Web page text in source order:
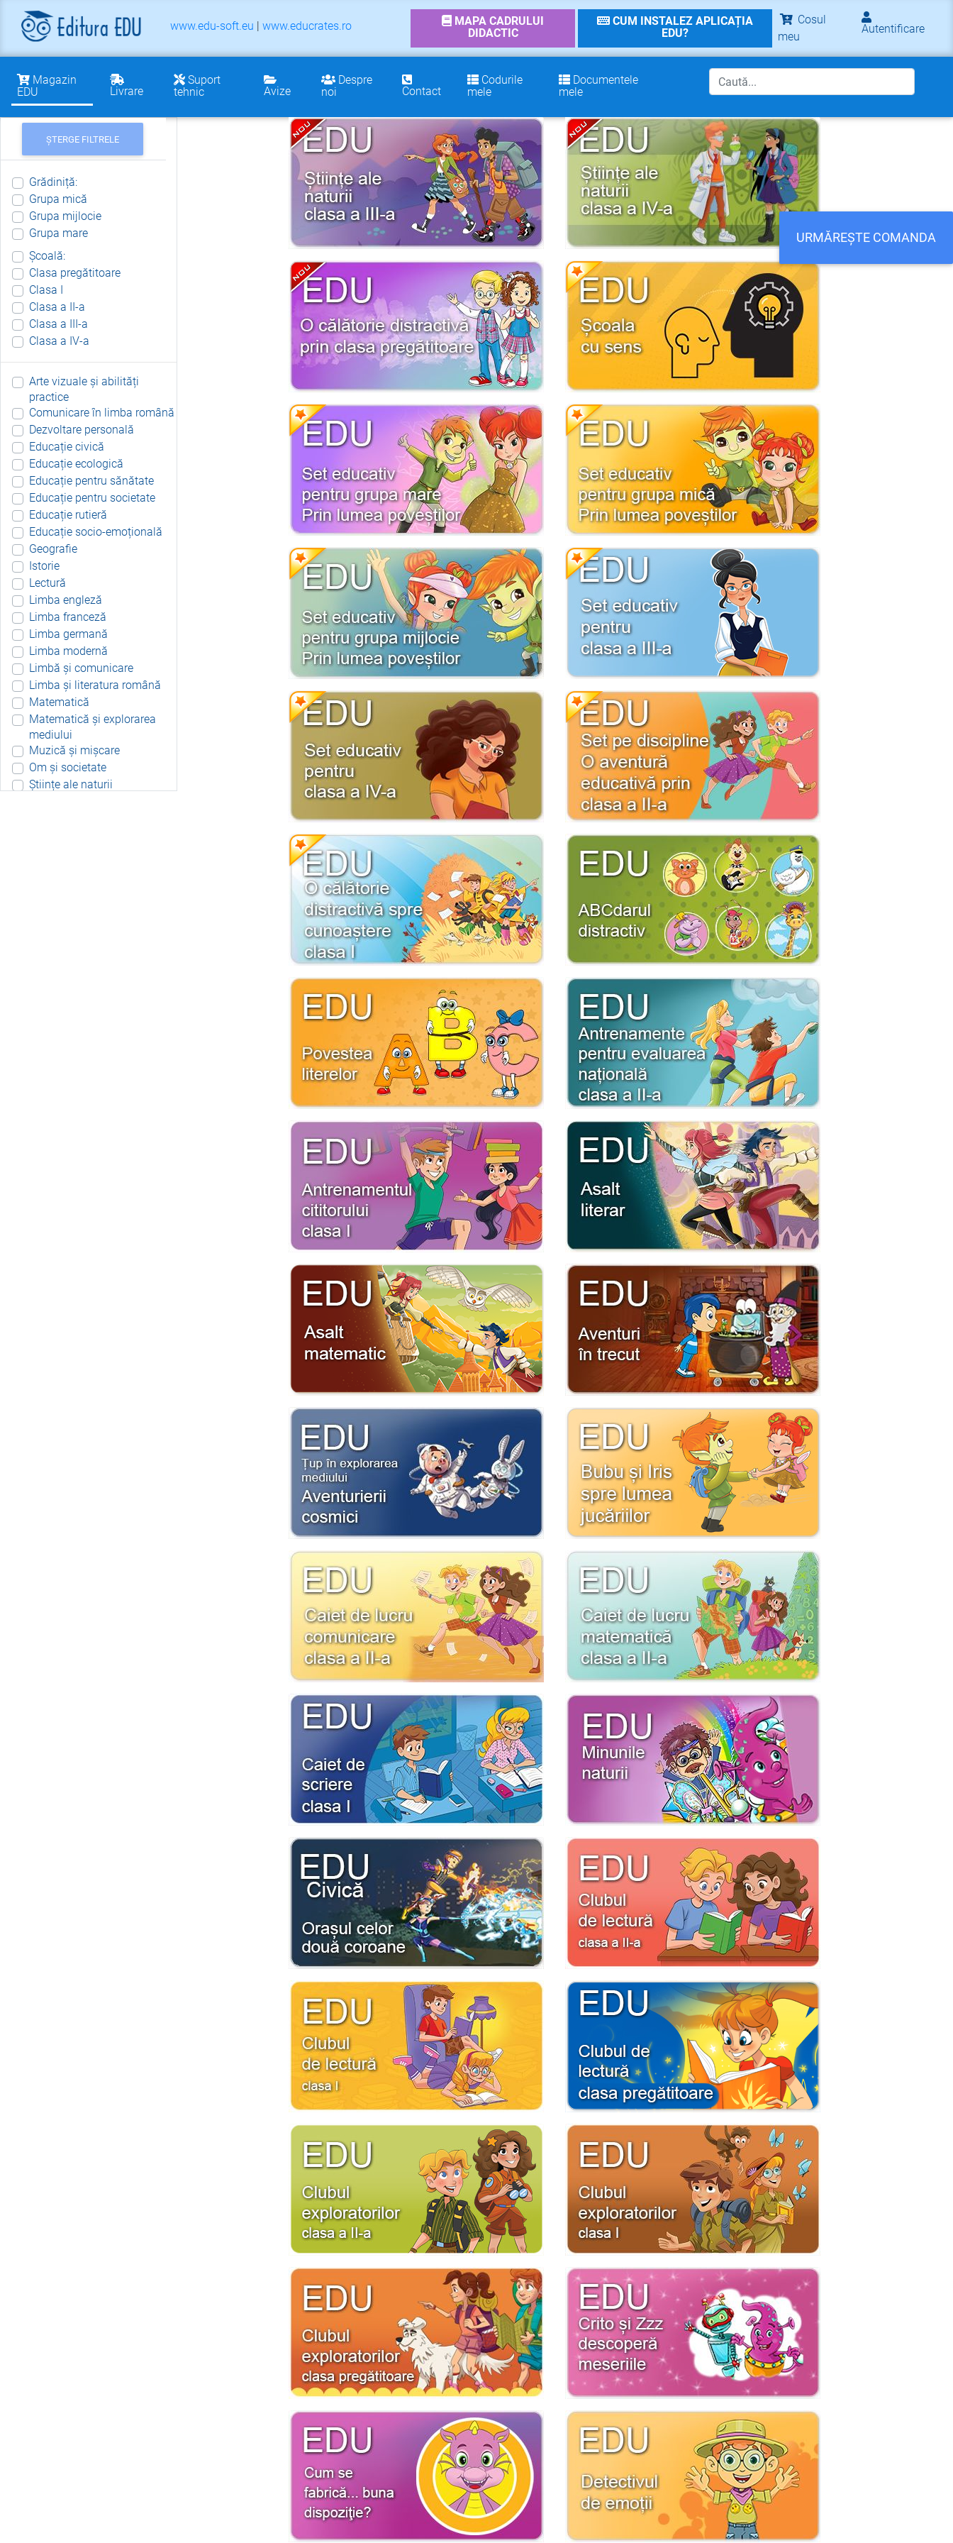
www.edu-soft.eu | www.educrates.ro
MAPA CADRULUI
DIDACTIC
CUM INSTALEZ APLICAȚIA
EDU?
Cosul
meu
Autentificare
Magazin
EDU
Livrare
Suport
tehnic
Avize
Despre
noi
Contact
Codurile
mele
Documentele
mele
ȘTERGE FILTRELE
Grădiniță:
Grupa mică
Grupa mijlocie
Grupa mare
Școală:
Clasa pregătitoare
Clasa I
Clasa a II-a
Clasa a III-a
Clasa a IV-a
Arte vizuale și abilități
practice
Comunicare în limba română
Dezvoltare personală
Educație civică
Educație ecologică
Educație pentru sănătate
Educație pentru societate
Educație rutieră
Educație socio-emoțională
Geografie
Istorie
Lectură
Limba engleză
Limba franceză
Limba germană
Limba modernă
Limbă și comunicare
Limba și literatura română
Matematică
Matematică și explorarea
mediului
Muzică și mișcare
Om și societate
Științe ale naturii
URMĂREȘTE COMANDA